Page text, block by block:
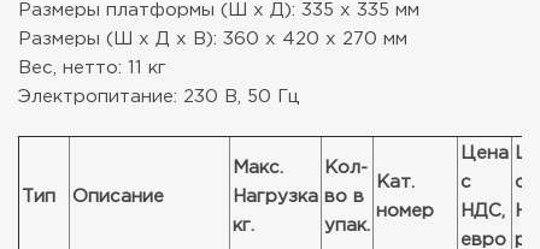
Размеры платформы (Ш х Д): 335 x 335 мм
Размеры (Ш х Д х В): 360 x 420 x 270 мм
Вес, нетто: 11 кг
Электропитание: 230 В, 50 Гц
Тип Описание
Макс.
Нагрузка
кг.
Кол-
во в
упак.
Кат.
номер
Цена
с
НДС,
евро
с